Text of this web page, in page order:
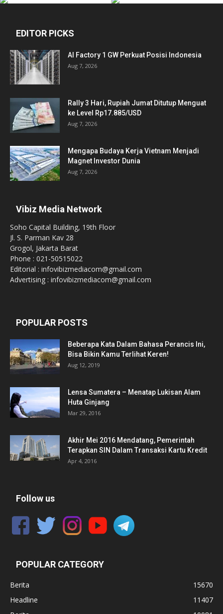
EDITOR PICKS
AI Factory 1 GW Perkuat Posisi Indonesia
Aug 7, 2026
Rally 3 Hari, Rupiah Jumat Ditutup Menguat
ke Level Rp17.885/USD
Aug 7, 2026
Mengapa Budaya Kerja Vietnam Menjadi
Magnet Investor Dunia
Aug 7, 2026
Vibiz Media Network
Soho Capital Building, 19th Floor
Jl. S. Parman Kav 28
Grogol, Jakarta Barat
Phone : 021-50515022
Editorial : infovibizmediacom@gmail.com
Advertising : infovibizmediacom@gmail.com
POPULAR POSTS
Beberapa Kata Dalam Bahasa Perancis Ini,
Bisa Bikin Kamu Terlihat Keren!
Aug 12, 2019
Lensa Sumatera – Menatap Lukisan Alam
Huta Ginjang
Mar 29, 2016
Akhir Mei 2016 Mendatang, Pemerintah
Terapkan SIN Dalam Transaksi Kartu Kredit
Apr 4, 2016
Follow us
POPULAR CATEGORY
Berita
15670
Headline
11407